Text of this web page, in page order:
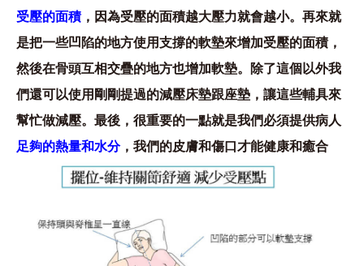
受壓的面積 ，因為受壓的面積越大壓力就會越小。再來就
是把一些凹陷的地方使用支撐的軟墊來增加受壓的面積，
然後在骨頭互相交疊的地方也增加軟墊。除了這個以外我
們還可以使用剛剛提過的減壓床墊跟座墊，讓這些輔具來
幫忙做減壓。最後，很重要的一點就是我們必須提供病人
足夠的熱量和水分，我們的皮膚和傷口才能健康和癒合